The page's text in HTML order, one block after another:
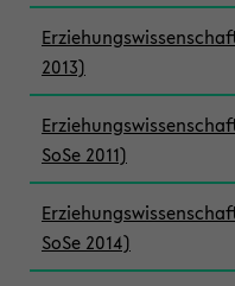
2013)
SoSe 2011)
SoSe 2014)